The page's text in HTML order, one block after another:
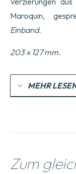
Maroquin,
Einband.
203 x 127 mm.
MEHR
Zum